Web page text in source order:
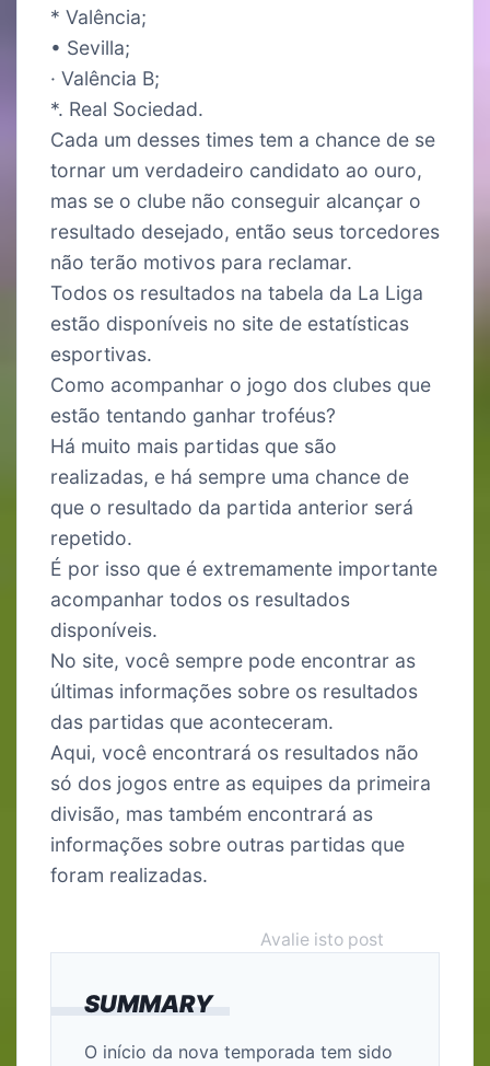
SUMMARY
O início da nova temporada tem sido
* Valência;
• Sevilla;
· Valência B;
*. Real Sociedad.
Cada um desses times tem a chance de se
tornar um verdadeiro candidato ao ouro,
mas se o clube não conseguir alcançar o
resultado desejado, então seus torcedores
não terão motivos para reclamar.
Todos os resultados na tabela da La Liga
estão disponíveis no site de estatísticas
esportivas.
Como acompanhar o jogo dos clubes que
estão tentando ganhar troféus?
Há muito mais partidas que são
realizadas, e há sempre uma chance de
que o resultado da partida anterior será
repetido.
É por isso que é extremamente importante
acompanhar todos os resultados
disponíveis.
No site, você sempre pode encontrar as
últimas informações sobre os resultados
das partidas que aconteceram.
Aqui, você encontrará os resultados não
só dos jogos entre as equipes da primeira
divisão, mas também encontrará as
informações sobre outras partidas que
foram realizadas.
Avalie isto post